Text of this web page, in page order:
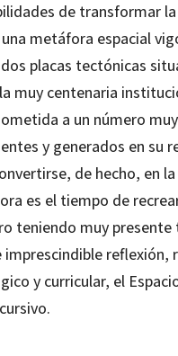
de transformar
metáfora espacial
placas tectónicas
muy centenaria
a un número
y generados en su
de hecho, en
es el tiempo de
teniendo muy
reflexión,
y curricular, el